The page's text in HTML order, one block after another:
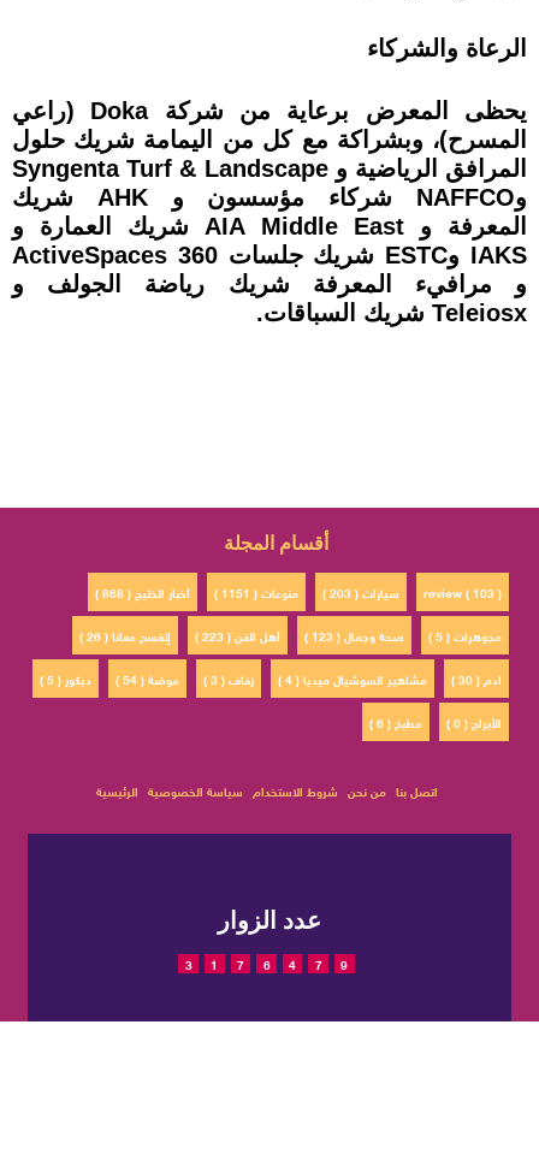
الرعاة والشركاء
يحظى المعرض برعاية من شركة Doka (راعي
المسرح)، وبشراكة مع كل من اليمامة شريك حلول
المرافق الرياضية و Syngenta Turf & Landscape
وNAFFCO شركاء مؤسسون و AHK شريك
المعرفة و AIA Middle East شريك العمارة و
IAKS وESTC شريك جلسات ActiveSpaces 360
و مرافيء المعرفة شريك رياضة الجولف و
Teleiosx شريك السباقات.
أقسام المجلة
أخبار الخليج ( 868 ) منوعات ( 1151 ) سيارات ( 203 )
review ( 103 )
إتفسح معانا ( 26 )
أهل الفن ( 223 ) صحة وجمال ( 123 )
مجوهرات ( 5 )
ديكور ( 5 )
موضة ( 54 ) زفاف ( 3 ) مشاهير السوشيال ميديا ( 4 )
ادم ( 30 )
مطبخ ( 6 )
الأبراج ( 0 )
الرئيسية سياسة الخصوصية شروط الاستخدام من نحن اتصل بنا
عدد الزوار
3 1 7 6 4 7 9